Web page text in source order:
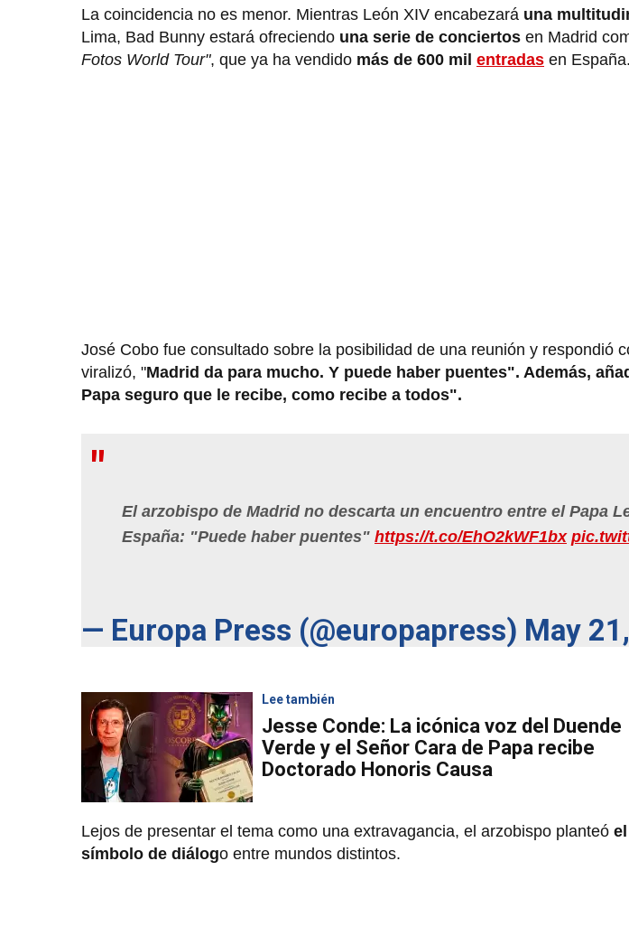
La coincidencia no es menor. Mientras León XIV encabezará una
Lima, Bad Bunny estará ofreciendo una serie de conciertos en Madrid
Fotos World Tour", que ya ha vendido más de 600 mil entradas en España.
José Cobo fue consultado sobre la posibilidad de una reunión y respondió
viralizó, "Madrid da para mucho. Y puede haber puentes". Además,
Papa seguro que le recibe, como recibe a todos".
El arzobispo de Madrid no descarta un encuentro entre el Papa
España: "Puede haber puentes" https://t.co/EhO2kWF1bx
— Europa Press (@europapress) May
Lee también
Jesse Conde: La icónica voz del Duende
Verde y el Señor Cara de Papa recibe
Doctorado Honoris Causa
Lejos de presentar el tema como una extravagancia, el arzobispo planteó
símbolo de diálogo entre mundos distintos.